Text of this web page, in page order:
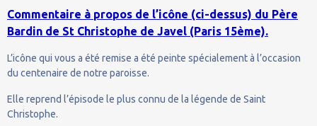
Commentaire à propos de l’icône (ci-dessus) du Père
Bardin de St Christophe de Javel (Paris 15ème).
L’icône qui vous a été remise a été peinte spécialement à l’occasion
du centenaire de notre paroisse.
Elle reprend l’épisode le plus connu de la légende de Saint
Christophe.